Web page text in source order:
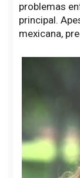
problemas
principal.
mexicana,